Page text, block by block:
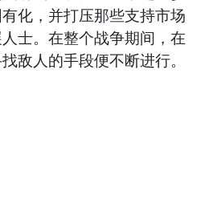
化，并打压那些支持市场
士。在整个战争期间，在
敌人的手段便不断进行。